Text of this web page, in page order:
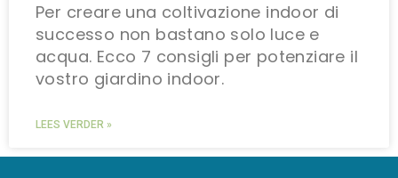
Per creare una coltivazione indoor di
successo non bastano solo luce e
acqua. Ecco 7 consigli per potenziare il
vostro giardino indoor.
LEES VERDER »